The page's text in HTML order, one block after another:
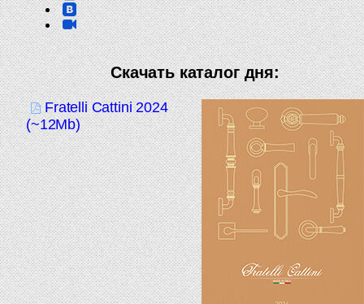
Скачать каталог дня:
Fratelli Cattini 2024
(~12Mb)